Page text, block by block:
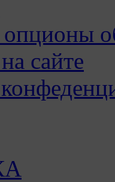
сайте